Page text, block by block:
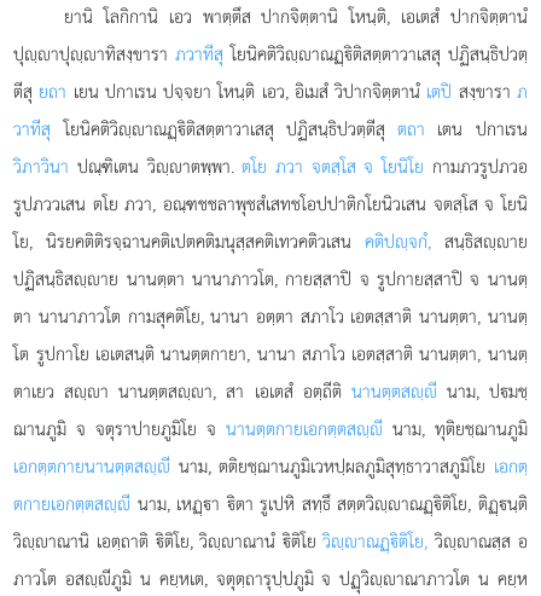
ยานิ โลกิกานิ เอว พาตฺตึส ปากจิตฺตานิ โหนฺติ, เอเตสํ ปากจิตฺตานํ
ปุฺาปุฺาทิสงฺขาราภวาทีสุ โยนิคติวิฺาณฏฺิติสตฺตาวาเสสุ ปฏิสนฺธิปวตฺ
ตีสุ ยถา เยน ปกาเรน ปจฺจยา โหนฺติ เอว, อิเมสํ วิปากจิตฺตานํ เตปิ สงฺขารา ภ
วาทีสุ โยนิคติวิฺาณฏฺิติสตฺตาวาเสสุ ปฏิสนฺธิปวตฺตีสุตถา เตน ปกาเรน
วิภาวินา ปณฺฑิเตน วิฺาตพฺพา.ตโย ภวา จตสฺโส จ โยนิโย กามภวรูปภวอ
รูปภววเสน ตโย ภวา, อณฺฑชชลาพุชสํเสทชโอปปาติกโยนิวเสน จตสฺโส จ โยนิ
โย, นิรยคติติรจฺฉานคติเปตคติมนุสฺสคติเทวคติวเสน คติปฺจกํ,สนฺธิสฺาย
ปฏิสนฺธิสฺาย นานตฺตา นานาภาวโต, กายสฺสาปิ จ รูปกายสฺสาปิ จ นานตฺ
ตา นานาภาวโต กามสุคติโย, นานา อตฺตา สภาโว เอตสฺสาติ นานตฺตา, นานตฺ
โต รูปกาโย เอเตสนฺติ นานตฺตกายา, นานา สภาโว เอตสฺสาติ นานตฺตา, นานตฺ
ตาเยว สฺา นานตฺตสฺา, สา เอเตสํ อตฺถีติ นานตฺตสฺี นาม, ปมชฺ
ฌานภูมิ จ จตุราปายภูมิโย จ นานตฺตกายเอกตฺตสฺี นาม, ทุติยชฺฌานภูมิ
เอกตฺตกายนานตฺตสฺี นาม, ตติยชฺฌานภูมิเวหปฺผลภูมิสุทฺธาวาสภูมิโย เอกตฺ
ตกายเอกตฺตสฺี นาม, เหฏฺา ิตา รูเปหิ สทฺธึ สตฺตวิฺาณฏฺิติโย, ติฏฺนฺติ
วิฺาณานิ เอตฺถาติ ิติโย, วิฺาณานํ ิติโยวิฺาณฏฺิติโย, วิฺาณสฺส อ
ภาวโต อสฺีภูมิ น คยฺหเต, จตุตฺถารุปฺปภูมิ จปฏุวิฺาณาภาวโต น คยฺห